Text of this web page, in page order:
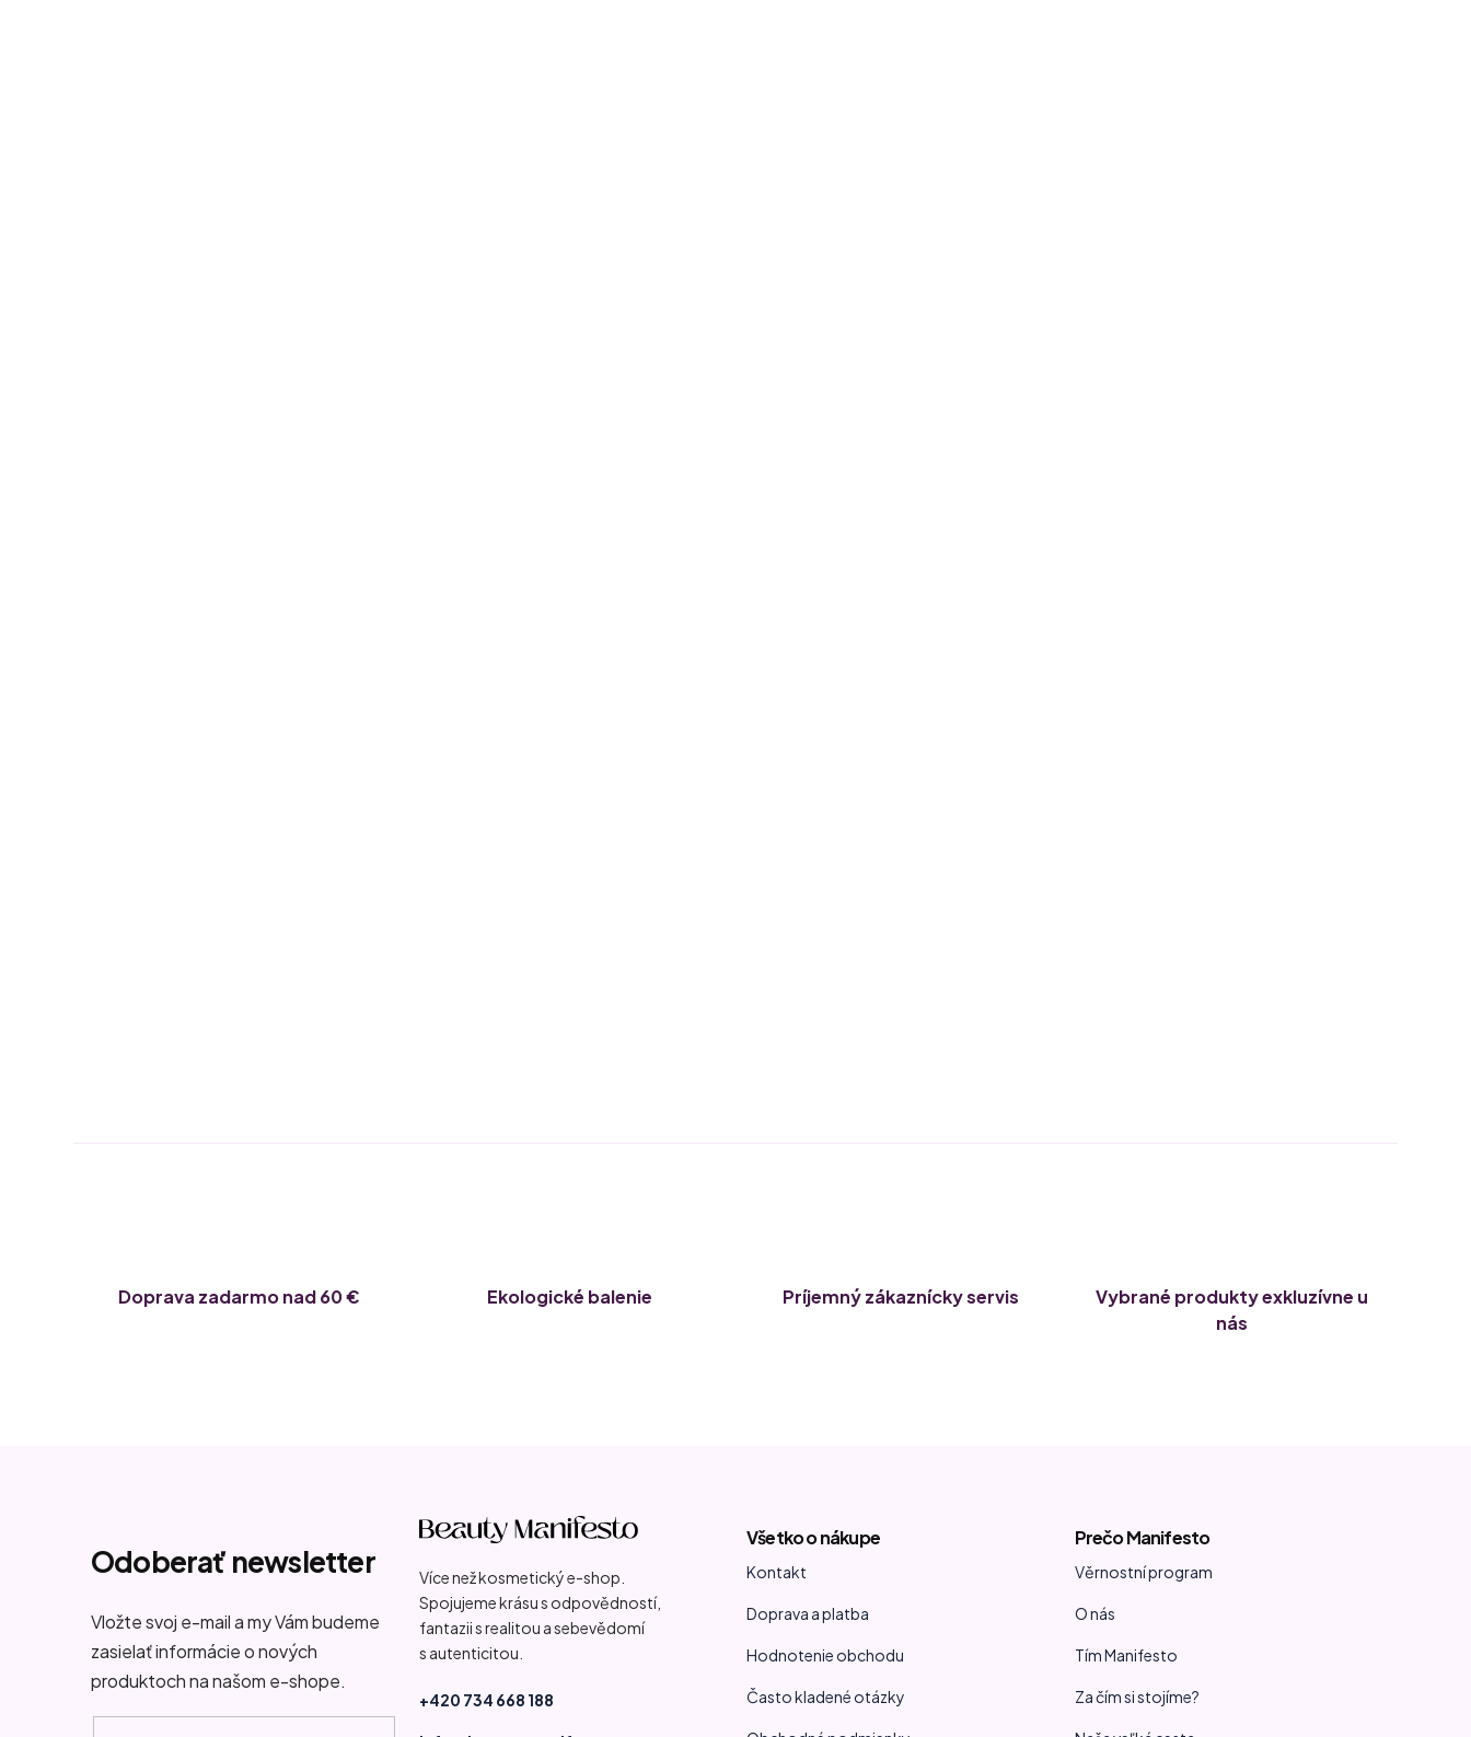
Doprava zadarmo nad 60 € Ekologické balenie Príjemný zákaznícky servis
Vybrané produkty exkluzívne u
nás
Odoberať newsletter
Vložte svoj e-mail a my Vám budeme
zasielať informácie o nových
produktoch na našom e-shope.
Více než kosmetický e-shop.
Spojujeme krásu s odpovědností,
fantazii s realitou a sebevědomí
s autenticitou.
+420 734 668 188
Všetko o nákupe
Kontakt
Doprava a platba
Hodnotenie obchodu
Často kladené otázky
Prečo Manifesto
Věrnostní program
O nás
Tím Manifesto
Za čím si stojíme?